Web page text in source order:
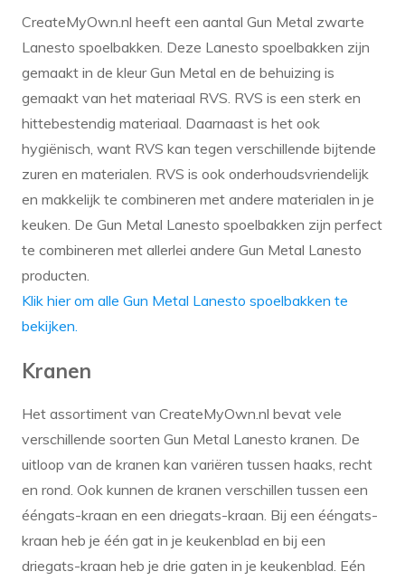
CreateMyOwn.nl heeft een aantal Gun Metal zwarte
Lanesto spoelbakken. Deze Lanesto spoelbakken zijn
gemaakt in de kleur Gun Metal en de behuizing is
gemaakt van het materiaal RVS. RVS is een sterk en
hittebestendig materiaal. Daarnaast is het ook
hygiënisch, want RVS kan tegen verschillende bijtende
zuren en materialen. RVS is ook onderhoudsvriendelijk
en makkelijk te combineren met andere materialen in je
keuken. De Gun Metal Lanesto spoelbakken zijn perfect
te combineren met allerlei andere Gun Metal Lanesto
producten.
Klik hier om alle Gun Metal Lanesto spoelbakken te
bekijken.
Kranen
Het assortiment van CreateMyOwn.nl bevat vele
verschillende soorten Gun Metal Lanesto kranen. De
uitloop van de kranen kan variëren tussen haaks, recht
en rond. Ook kunnen de kranen verschillen tussen een
ééngats-kraan en een driegats-kraan. Bij een ééngats-
kraan heb je één gat in je keukenblad en bij een
driegats-kraan heb je drie gaten in je keukenblad. Eén